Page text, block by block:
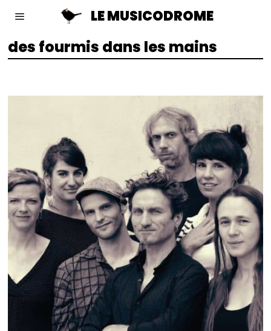
LE MUSICODROME
des fourmis dans les mains